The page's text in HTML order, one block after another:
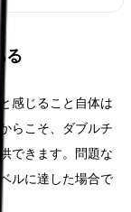
る
感じること自体は
らこそ、ダブルチ
できます。問題な
ルに達した場合で